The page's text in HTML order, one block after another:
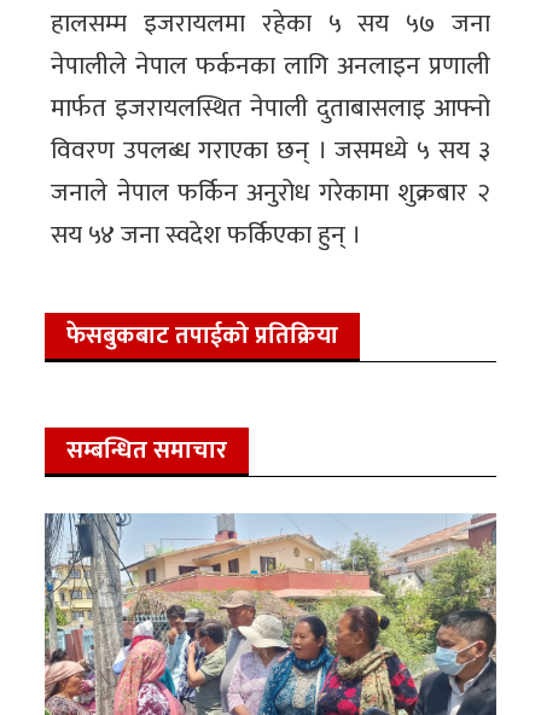
हालसम्म इजरायलमा रहेका ५ सय ५७ जना
नेपालीले नेपाल फर्कनका लागि अनलाइन प्रणाली
मार्फत इजरायलस्थित नेपाली दुताबासलाइ आफ्नो
विवरण उपलब्ध गराएका छन् । जसमध्ये ५ सय ३
जनाले नेपाल फर्किन अनुरोध गरेकामा शुक्रबार २
सय ५४ जना स्वदेश फर्किएका हुन् ।
फेसबुकबाट तपाईको प्रतिक्रिया
सम्बन्धित समाचार